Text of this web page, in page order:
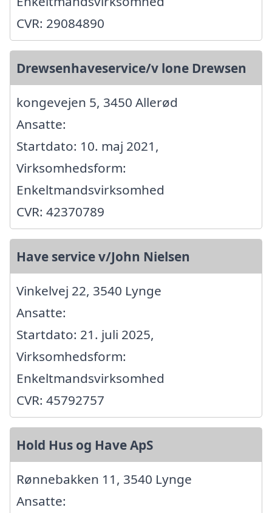
CVR: 29084890
Drewsenhaveservice/v lone Drewsen
kongevejen 5, 3450 Allerød
Ansatte:
Startdato: 10. maj 2021,
Virksomhedsform:
Enkeltmandsvirksomhed
CVR: 42370789
Have service v/John Nielsen
Vinkelvej 22, 3540 Lynge
Ansatte:
Startdato: 21. juli 2025,
Virksomhedsform:
Enkeltmandsvirksomhed
CVR: 45792757
Hold Hus og Have ApS
Rønnebakken 11, 3540 Lynge
Ansatte: